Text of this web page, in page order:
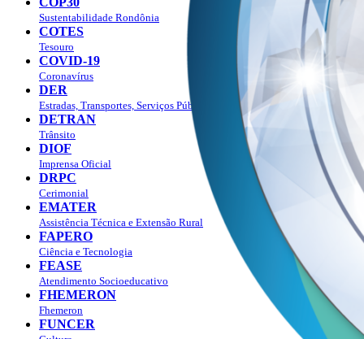
Sustentabilidade Rondônia
COTES
Tesouro
COVID-19
Coronavírus
DER
Estradas, Transportes, Serviços Públicos
DETRAN
Trânsito
DIOF
Imprensa Oficial
DRPC
Cerimonial
EMATER
Assistência Técnica e Extensão Rural
FAPERO
Ciência e Tecnologia
FEASE
Atendimento Socioeducativo
FHEMERON
Fhemeron
FUNCER